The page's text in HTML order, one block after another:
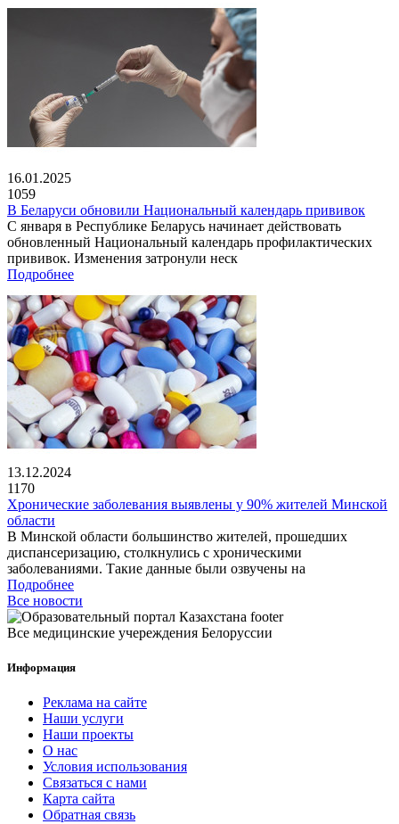
16.01.2025
1059
В Беларуси обновили Национальный календарь прививок
С января в Республике Беларусь начинает действовать
обновленный Национальный календарь профилактических
прививок. Изменения затронули неск
Подробнее
13.12.2024
1170
Хронические заболевания выявлены у 90% жителей Минской
области
В Минской области большинство жителей, прошедших
диспансеризацию, столкнулись с хроническими
заболеваниями. Такие данные были озвучены на
Подробнее
Все новости
Все медицинские учереждения Белоруссии
Информация
Реклама на сайте
Наши услуги
Наши проекты
О нас
Условия использования
Связаться с нами
Карта сайта
Обратная связь